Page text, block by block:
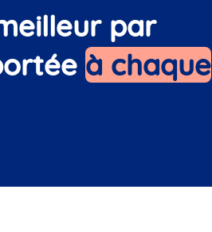
par
à chaque